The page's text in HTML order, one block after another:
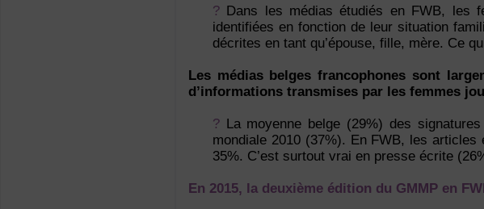
?Dans les médias étudiés en FWB, les
identifiées en fonction de leur situation
décrites en tant qu’épouse, fille, mère. Ce
Les médias belges francophones sont
d’informations transmises par les femmes
? La moyenne belge (29%) des
mondiale 2010 (37%). En FWB, les
35%. C’est surtout vrai en presse écrite
En 2015, la deuxième édition du GMMP en